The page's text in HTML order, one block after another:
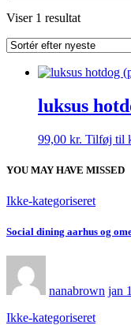
Viser 1 resultat
luksus
99,00 kr. Tilføj til
YOU MAY HAVE MISSED
Ikke-kategoriseret
Social dining aarhus og
nanabrown jan
Ikke-kategoriseret